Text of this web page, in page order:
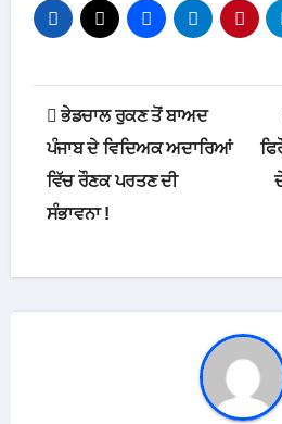
Post
navigation
ਭੇਡਚਾਲ ਰੁਕਣ ਤੋਂ ਬਾਅਦ
ਪੰਜਾਬ ਦੇ ਵਿਦਿਅਕ ਅਦਾਰਿਆਂ
ਵਿੱਚ ਰੌਣਕ ਪਰਤਣ ਦੀ
ਸੰਭਾਵਨਾ !